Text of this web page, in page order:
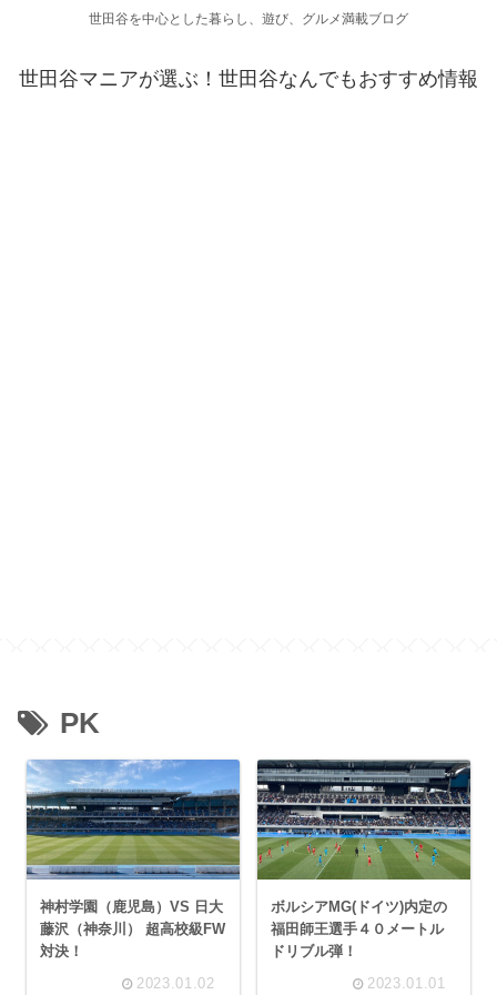
世田谷を中心とした暮らし、遊び、グルメ満載ブログ
世田谷マニアが選ぶ！世田谷なんでもおすすめ情報
PK
神村学園（鹿児島）VS 日大
藤沢（神奈川） 超高校級FW
対決！
2023.01.02
ボルシアMG(ドイツ)内定の
福田師王選手４０メートル
ドリブル弾！
2023.01.01